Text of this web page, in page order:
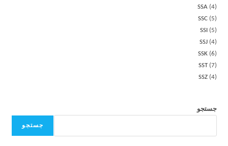
SSA 4
SSC
5
SSI
5
SSJ 4
SSK 6
SST 7
SSZ 4
جستجو
جستجو